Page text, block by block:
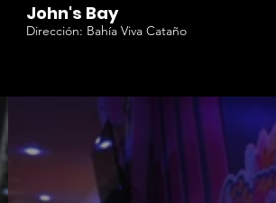
John's Bay
Dirección: Bahía Viva Cataño